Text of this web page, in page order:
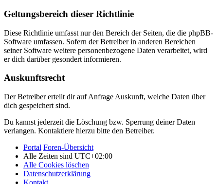
Geltungsbereich dieser Richtlinie
Diese Richtlinie umfasst nur den Bereich der Seiten, die die phpBB-
Software umfassen. Sofern der Betreiber in anderen Bereichen
seiner Software weitere personenbezogene Daten verarbeitet, wird
er dich darüber gesondert informieren.
Auskunftsrecht
Der Betreiber erteilt dir auf Anfrage Auskunft, welche Daten über
dich gespeichert sind.
Du kannst jederzeit die Löschung bzw. Sperrung deiner Daten
verlangen. Kontaktiere hierzu bitte den Betreiber.
Portal Foren-Übersicht
Alle Zeiten sind UTC+02:00
Alle Cookies löschen
Datenschutzerklärung
Kontakt